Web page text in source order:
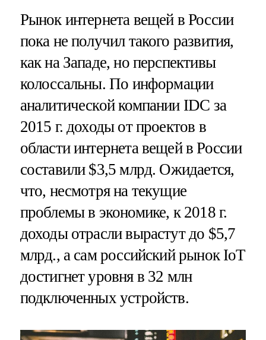
Рынок интернета вещей в России
пока не получил такого развития,
как на Западе, но перспективы
колоссальны. По информации
аналитической компании IDC за
2015 г. доходы от проектов в
области интернета вещей в России
составили $3,5 млрд. Ожидается,
что, несмотря на текущие
проблемы в экономике, к 2018 г.
доходы отрасли вырастут до $5,7
млрд., а сам российский рынок IoT
достигнет уровня в 32 млн
подключенных устройств.